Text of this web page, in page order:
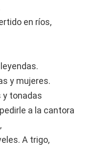
en ríos,
y mujeres.
y tonadas
a la cantora
A trigo,